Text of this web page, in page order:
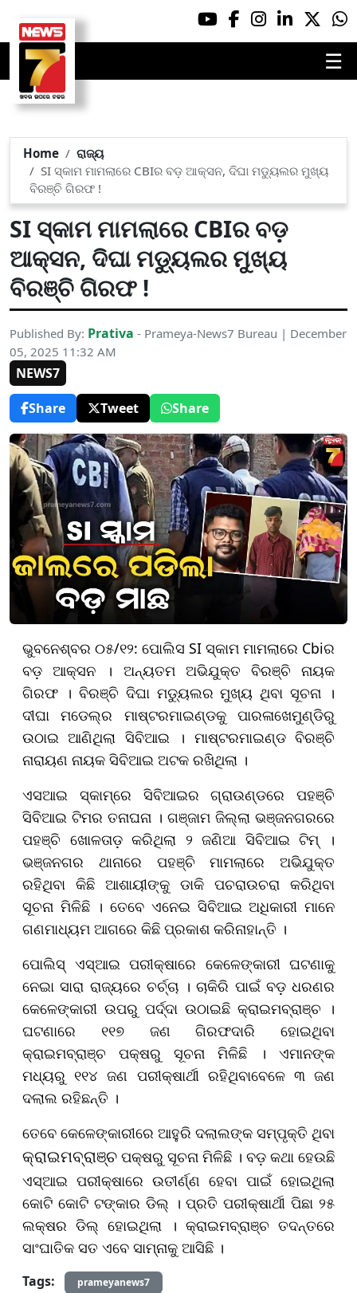
☰
Home
ରାଜ୍ୟ
SI ସ୍କାମ ମାମଲାରେ CBIର ବଡ଼ ଆକ୍ସନ, ଦିଘା ମଡ୍ୟୁଲର ମୁଖ୍ୟ
ବିରଞ୍ଚି ଗିରଫ !
SI ସ୍କାମ ମାମଲାରେ CBIର ବଡ଼
ଆକ୍ସନ, ଦିଘା ମଡ୍ୟୁଲର ମୁଖ୍ୟ
ବିରଞ୍ଚି ଗିରଫ !
Published By: Prativa - Prameya-News7 Bureau | December
05, 2025 11:32 AM
NEWS7
Share
Tweet Share
ଭୁବନେଶ୍ବର ୦୫/୧୨: ପୋଲିସ SI ସ୍କାମ ମାମଲାରେ Cbiର
ବଡ଼ ଆକ୍ସନ । ଅନ୍ୟତମ ଅଭିଯୁକ୍ତ ବିରଞ୍ଚି ନାୟକ
ଗିରଫ । ବିରଞ୍ଚି ଦିଘା ମଡ୍ୟୁଲର ମୁଖ୍ୟ ଥିବା ସୂଚନା ।
ଦୀଘା ମଡେଲ୍‌ର ମାଷ୍ଟରମାଇଣ୍ଡକୁ ପାରଳାଖେମୁଣ୍ଡିରୁ
ଉଠାଇ ଆଣିଥିଲା ସିବିଆଇ । ମାଷ୍ଟରମାଇଣ୍ଡ ବିରଞ୍ଚି
ନାରାୟଣ ନାୟକ ସିବିଆଇ ଅଟକ ରଖିଥିଲା ।
ଏସଆଇ ସ୍କାମ୍‌ରେ ସିବିଆଇର ଗ୍ରାଉଣ୍ଡରେ ପହଞ୍ଚି
ସିବିଆଇ ଟିମର ତନାଘନା । ଗଞ୍ଜାମ ଜିଲ୍ଲା ଭଞ୍ଜନଗରରେ
ପହଞ୍ଚି ଖୋଳତାଡ଼ କରିଥିଲା ୨ ଜଣିଆ ସିବିଆଇ ଟିମ୍ ।
ଭଞ୍ଜନଗର ଥାନାରେ ପହଞ୍ଚି ମାମଲାରେ ଅଭିଯୁକ୍ତ
ରହିଥିବା କିଛି ଆଶାୟୀଙ୍କୁ ଡାକି ପଚରାଉଚରା କରିଥିବା
ସୂଚନା ମିଳିଛି । ତେବେ ଏନେଇ ସିବିଆଇ ଅଧିକାରୀ ମାନେ
ଗଣମାଧ୍ୟମ ଆଗରେ କିଛି ପ୍ରକାଶ କରିନାହାନ୍ତି ।
ପୋଲିସ୍ ଏସ୍ଆଇ ପରୀକ୍ଷାରେ କେଳେଙ୍କାରୀ ଘଟଣାକୁ
ନେଇା ସାରା ରାଜ୍ୟରେ ଚର୍ଚ୍ଚା । ଚାକିରି ପାଇଁ ବଡ଼ ଧରଣର
କେଳେଙ୍କାରୀ ଉପରୁ ପର୍ଦ୍ଦା ଉଠାଇଛି କ୍ରାଇମବ୍ରାଞ୍ଚ ।
ଘଟଣାରେ ୧୧୭ ଜଣ ଗିରଫଦାରି ହୋଇଥିବା
କ୍ରାଇମବ୍ରାଞ୍ଚ ପକ୍ଷରୁ ସୂଚନା ମିଳିଛି । ଏମାନଙ୍କ
ମଧ୍ୟରୁ ୧୧୪ ଜଣ ପରୀକ୍ଷାର୍ଥୀ ରହିଥିବାବେଳେ ୩ ଜଣ
ଦଲାଲ ରହିଛନ୍ତି ।
ତେବେ କେଳେଙ୍କାରୀରେ ଆହୁରି ଦଲାଲଙ୍କ ସମ୍ପୃକ୍ତି ଥିବା
କ୍ରାଇମବ୍ରାଞ୍ଚ ପକ୍ଷରୁ ସୂଚନା ମିଳିଛି । ବଡ଼ କଥା ହେଉଛି
ଏସ୍ଆଇ ପରୀକ୍ଷାରେ ଉତୀର୍ଣ୍ଣ ହେବା ପାଇଁ ହୋଇଥିଲା
କୋଟି କୋଟି ଟଙ୍କାର ଡିଲ୍ । ପ୍ରତି ପରୀକ୍ଷାର୍ଥୀ ପିଛା ୨୫
ଲକ୍ଷର ଡିଲ୍ ହୋଇଥିଲା । କ୍ରାଇମବ୍ରାଞ୍ଚ ତଦନ୍ତରେ
ସାଂଘାତିକ ସତ ଏବେ ସାମ୍ନାକୁ ଆସିଛି ।
Tags: prameyanews7